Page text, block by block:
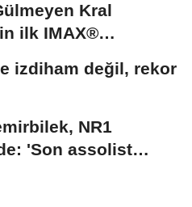
Kral
ilk IMAX®
izdiham değil, rekor
NR1
'Son assolist